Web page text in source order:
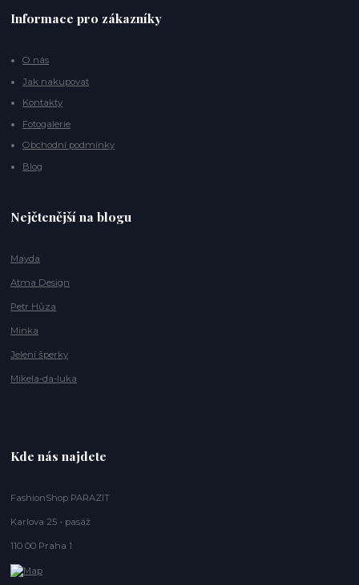
Informace pro zákazníky
O nás
Jak nakupovat
Kontakty
Fotogalerie
Obchodní podmínky
Blog
Nejčtenější na blogu
Mayda
Atma Design
Petr Hůza
Minka
Jelení šperky
Mikela-da-luka
Kde nás najdete
FashionShop PARAZIT
Karlova 25 - pasáž
110 00 Praha 1